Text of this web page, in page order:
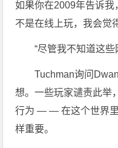
如果你在2009年告诉
不是在线上玩，我会觉
“尽管我不知道这些
Tuchman询问
想。一些玩家谴责此举
行为 — — 在这个世界
样重要。